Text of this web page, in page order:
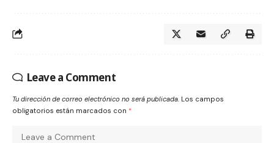
Leave a Comment
Tu dirección de correo electrónico no será publicada. Los campos
obligatorios están marcados con *